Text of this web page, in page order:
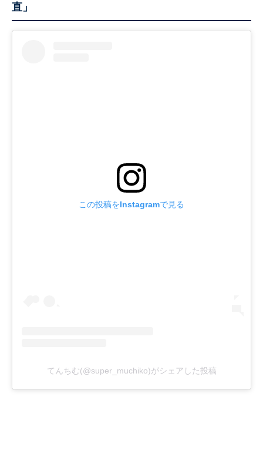
直」
この投稿をInstagramで見る
てんちむ(@super_muchiko)がシェアした投稿